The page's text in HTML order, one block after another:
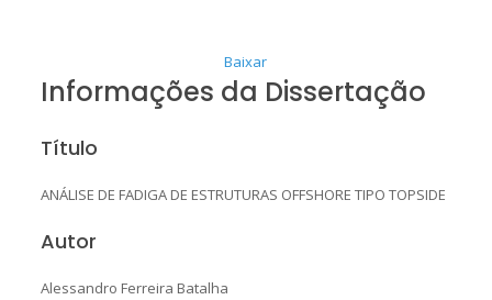
Baixar
Informações da Dissertação
Título
ANÁLISE DE FADIGA DE ESTRUTURAS OFFSHORE TIPO TOPSIDE
Autor
Alessandro Ferreira Batalha